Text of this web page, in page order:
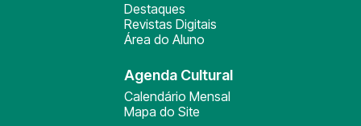
Destaques
Revistas Digitais
Área do Aluno
Agenda Cultural
Calendário Mensal
Mapa do Site